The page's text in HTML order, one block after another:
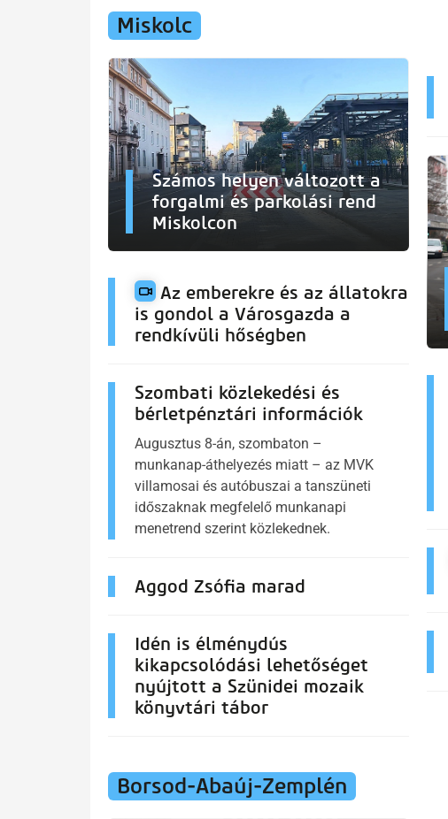
Miskolc
Számos helyen változott a
forgalmi és parkolási rend
Miskolcon
Az emberekre és az állatokra
is gondol a Városgazda a
rendkívüli hőségben
Szombati közlekedési és
bérletpénztári információk
Augusztus 8-án, szombaton –
munkanap-áthelyezés miatt – az MVK
villamosai és autóbuszai a tanszüneti
időszaknak megfelelő munkanapi
menetrend szerint közlekednek.
Aggod Zsófia marad
Idén is élménydús
kikapcsolódási lehetőséget
nyújtott a Szünidei mozaik
könyvtári tábor
Borsod-Abaúj-Zemplén